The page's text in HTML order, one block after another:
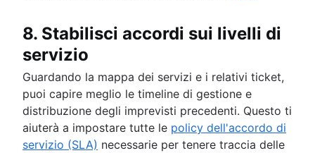
8. Stabilisci accordi sui livelli di
servizio
Guardando la mappa dei servizi e i relativi ticket,
puoi capire meglio le timeline di gestione e
distribuzione degli imprevisti precedenti. Questo ti
aiuterà a impostare tutte le policy dell'accordo di
servizio (SLA) necessarie per tenere traccia delle